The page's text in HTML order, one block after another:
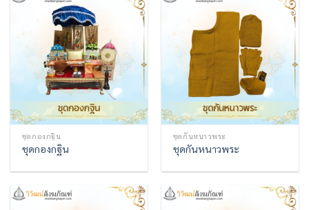
ชุดกองกฐิน
ชุดกองกฐิน
ชุดกันหนาวพระ
ชุดกันหนาวพระ